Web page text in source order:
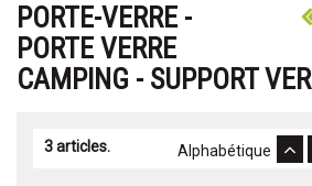
PORTE-VERRE -
PORTE VERRE
CAMPING - SUPPORT
3 articles. Alphabétique